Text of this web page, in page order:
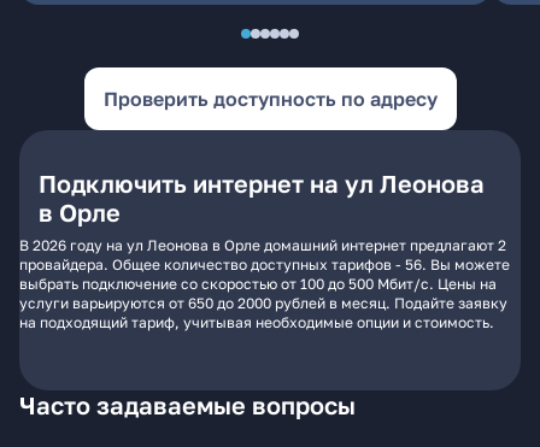
Проверить доступность по адресу
Подключить интернет на ул Леонова
в Орле
В 2026 году на ул Леонова в Орле домашний интернет предлагают 2
провайдера. Общее количество доступных тарифов - 56. Вы можете
выбрать подключение со скоростью от 100 до 500 Мбит/с. Цены на
услуги варьируются от 650 до 2000 рублей в месяц. Подайте заявку
на подходящий тариф, учитывая необходимые опции и стоимость.
Часто задаваемые вопросы